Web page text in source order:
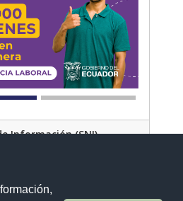
Información (SNI)
Teléfono:(02) 373 2998; opción 0